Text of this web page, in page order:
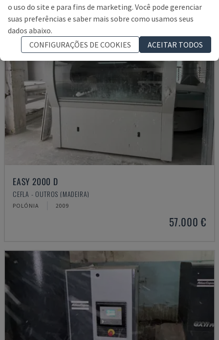
EASY 2000 D
CEFLA - OUTROS (MADEIRA)
POLÓNIA 2009
57.000 €
o uso do site e para fins de marketing. Você pode gerenciar
suas preferências e saber mais sobre como usamos seus
dados abaixo.
CONFIGURAÇÕES DE COOKIES
ACEITAR TODOS